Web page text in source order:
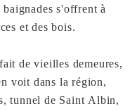
s'offrent à
et des bois.
de vieilles demeures,
voit dans la région,
tunnel de Saint Albin,